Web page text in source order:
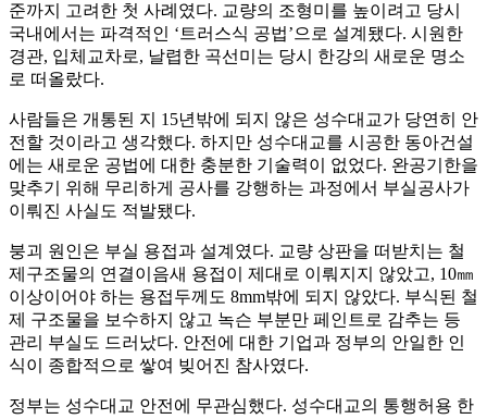
준까지 고려한 첫 사례였다. 교량의 조형미를 높이려고 당시
국내에서는 파격적인 ‘트러스식 공법’으로 설계됐다. 시원한
경관, 입체교차로, 날렵한 곡선미는 당시 한강의 새로운 명소
로 떠올랐다.
사람들은 개통된 지 15년밖에 되지 않은 성수대교가 당연히 안
전할 것이라고 생각했다. 하지만 성수대교를 시공한 동아건설
에는 새로운 공법에 대한 충분한 기술력이 없었다. 완공기한을
맞추기 위해 무리하게 공사를 강행하는 과정에서 부실공사가
이뤄진 사실도 적발됐다.
붕괴 원인은 부실 용접과 설계였다. 교량 상판을 떠받치는 철
제구조물의 연결이음새 용접이 제대로 이뤄지지 않았고, 10㎜
이상이어야 하는 용접두께도 8mm밖에 되지 않았다. 부식된 철
제 구조물을 보수하지 않고 녹슨 부분만 페인트로 감추는 등
관리 부실도 드러났다. 안전에 대한 기업과 정부의 안일한 인
식이 종합적으로 쌓여 빚어진 참사였다.
정부는 성수대교 안전에 무관심했다. 성수대교의 통행허용 한